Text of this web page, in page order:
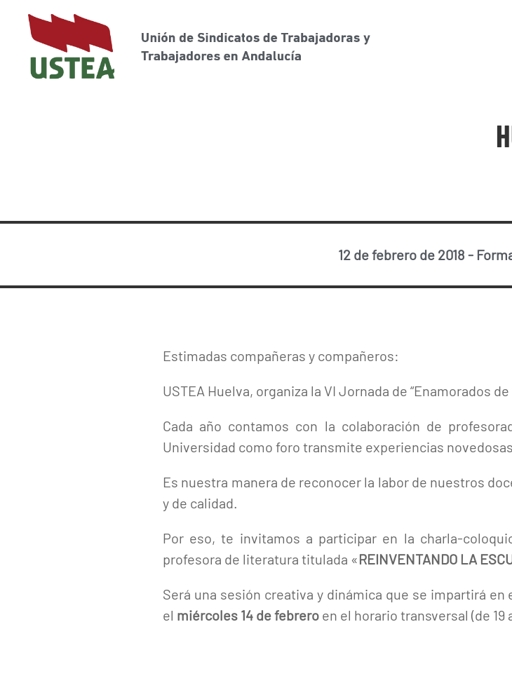
12 de febrero de 2018 -
Estimadas compañeras y compañeros:
USTEA Huelva, organiza la VI Jornada de “Enamorados de
Cada año contamos con la colaboración de
Universidad como foro transmite experiencias
Es nuestra manera de reconocer la labor de nuestros
y de calidad.
Por eso, te invitamos a participar en la charla-
profesora de literatura titulada «REINVENTANDO LA
Será una sesión creativa y dinámica que se impartirá en
el miércoles 14 de febrero en el horario transversal (de 19